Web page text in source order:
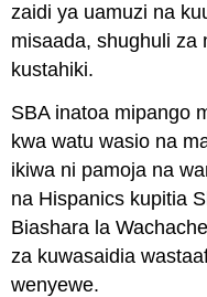
zaidi ya uamuzi na
misaada, shughuli za
kustahiki.
SBA inatoa mipango
kwa watu wasio na
ikiwa ni pamoja na
na Hispanics kupitia
Biashara la
za kuwasaidia
wenyewe.